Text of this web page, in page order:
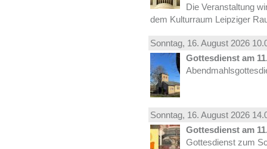
Die Veranstaltung
dem Kulturraum Leipziger
Sonntag, 16. August 2026
Gottesdienst am
Sonntag, 16. August 2026
Gottesdienst am
Gottesdienst zum